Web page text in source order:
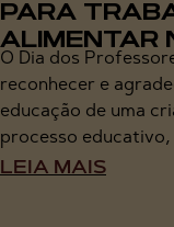
PARA
ALIMENTAR
O Dia dos
reconhecer e
educação de uma
processo educativo,
LEIA MAIS